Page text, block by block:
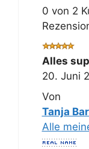
0 von 2
Alles
20. Juni
Von
Tanja
Alle